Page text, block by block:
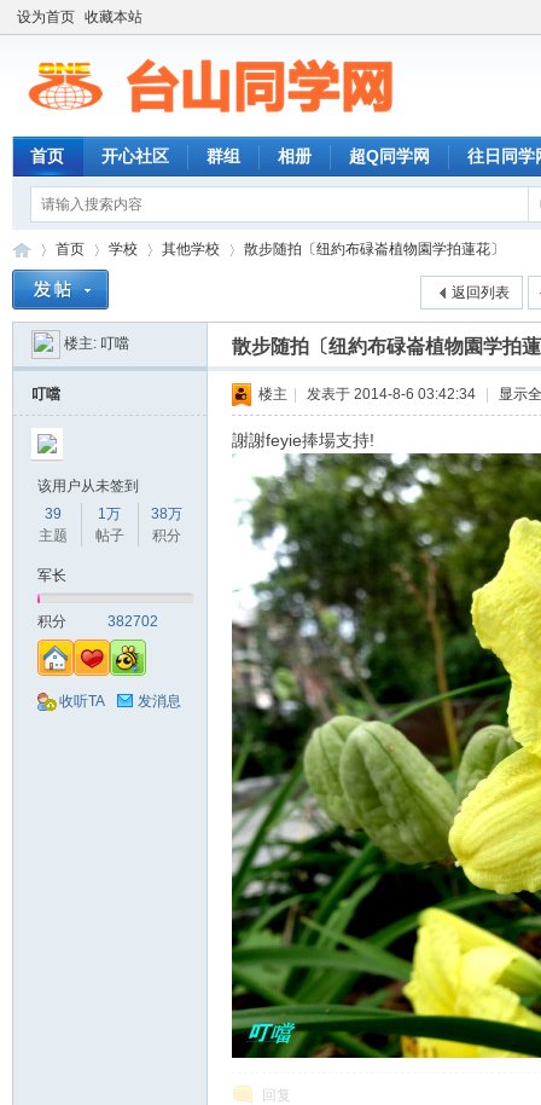
设为首页 收藏本站
首页 开心社区 群组 相册 超Q同学网 往日同学
»
首页
›
学校 其他学校 散步随拍〔纽約布碌崙植物園学拍蓮花〕
返回列表
楼主: 叮噹 散步随拍〔纽約布碌崙植物園学拍
叮噹
该用户从未签到
39
主题
1万
帖子
38万
积分
军长
积分 382702
收听TA 发消息
楼主 发表于 2014-8-6 03:42:34 显示
謝謝feyie捧場支持!
回复